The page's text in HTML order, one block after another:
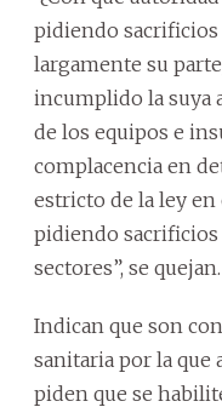
pidiendo sacrificios
largamente su
incumplido la suya
de los equipos e
complacencia en
estricto de la ley en
pidiendo sacrificios
sectores”, se quejan.
Indican que son
sanitaria por la que
piden que se